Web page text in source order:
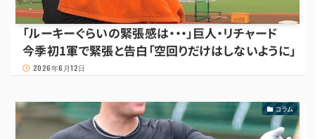
「ルーキーぐらいの緊張感は・・・」巨人・リチャード
今季初1軍で緊張と告白「空回りだけはしないように」
2026年6月12日
コラム